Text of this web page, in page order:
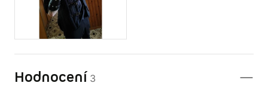
Hodnocení 3